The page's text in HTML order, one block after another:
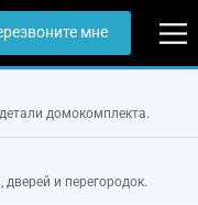
мне
домокомплекта.
и перегородок.